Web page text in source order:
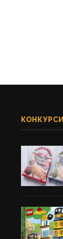
КОНКУРСИ